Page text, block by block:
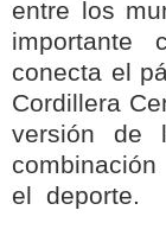
entre los
importante
conecta el
Cordillera
versión de
el deporte.